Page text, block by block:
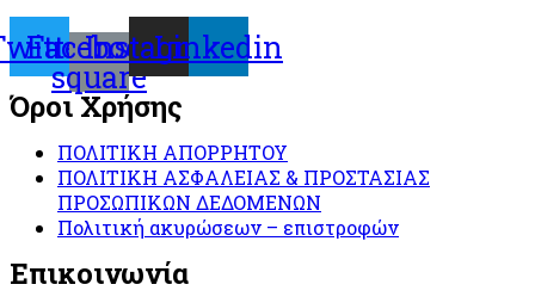
Facebook-
square
Instagram
Linkedin
Όροι Χρήσης
ΠΟΛΙΤΙΚΗ ΑΠΟΡΡΗΤΟΥ
ΠΟΛΙΤΙΚΗ ΑΣΦΑΛΕΙΑΣ & ΠΡΟΣΤΑΣΙΑΣ
ΠΡΟΣΩΠΙΚΩΝ ΔΕΔΟΜΕΝΩΝ
Πολιτική ακυρώσεων – επιστροφών
Επικοινωνία